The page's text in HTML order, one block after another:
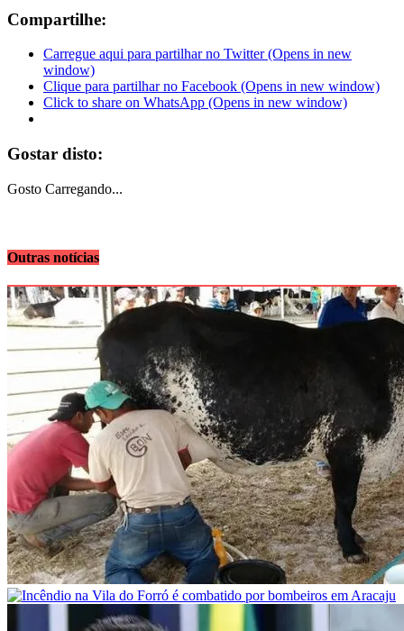
Compartilhe:
Carregue aqui para partilhar no Twitter (Opens in new
window)
Clique para partilhar no Facebook (Opens in new window)
Click to share on WhatsApp (Opens in new window)
Gostar disto:
Gosto Carregando...
Outras notícias